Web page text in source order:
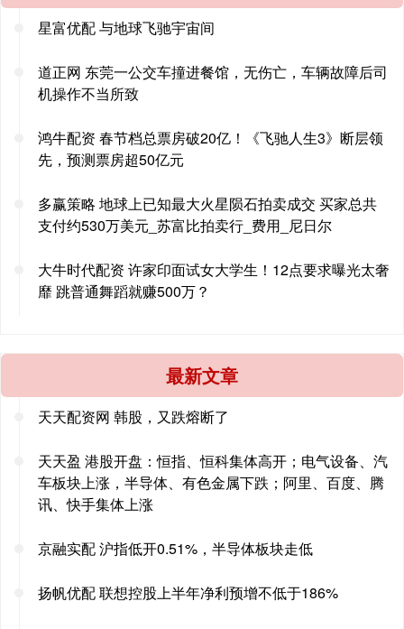
星富优配 与地球飞驰宇宙间
道正网 东莞一公交车撞进餐馆，无伤亡，车辆故障后司
机操作不当所致
鸿牛配资 春节档总票房破20亿！《飞驰人生3》断层领
先，预测票房超50亿元
多赢策略 地球上已知最大火星陨石拍卖成交 买家总共
支付约530万美元_苏富比拍卖行_费用_尼日尔
大牛时代配资 许家印面试女大学生！12点要求曝光太奢
靡 跳普通舞蹈就赚500万？
最新文章
天天配资网 韩股，又跌熔断了
天天盈 港股开盘：恒指、恒科集体高开；电气设备、汽
车板块上涨，半导体、有色金属下跌；阿里、百度、腾
讯、快手集体上涨
京融实配 沪指低开0.51%，半导体板块走低
扬帆优配 联想控股上半年净利预增不低于186%